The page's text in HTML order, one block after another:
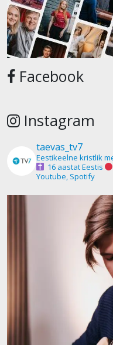
Facebook
Instagram
taevas_tv7
Eestikeelne kristlik
16 aastat Eestis
Youtube, Spotify